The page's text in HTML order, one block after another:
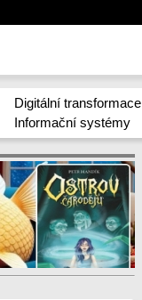
Digitální transformace
Informační systémy